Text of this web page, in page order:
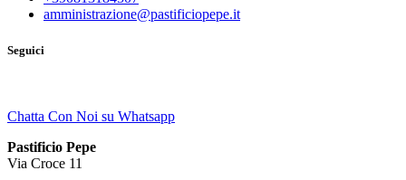
amministrazione@pastificiopepe.it
Seguici
Chatta Con Noi su Whatsapp
Pastificio Pepe
Via Croce 11